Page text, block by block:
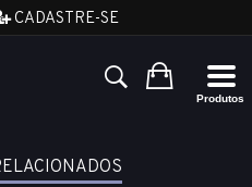
CADASTRE-SE